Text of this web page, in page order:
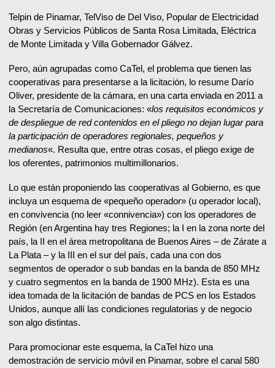
Telpin de Pinamar, TelViso de Del Viso, Popular de Electricidad
Obras y Servicios Públicos de Santa Rosa Limitada, Eléctrica
de Monte Limitada y Villa Gobernador Gálvez.
Pero, aún agrupadas como CaTel, el problema que tienen las
cooperativas para presentarse a la licitación, lo resume Darío
Oliver, presidente de la cámara, en una carta enviada en 2011 a
la Secretaría de Comunicaciones: «los requisitos económicos y
de despliegue de red contenidos en el pliego no dejan lugar para
la participación de operadores regionales, pequeños y
medianos«. Resulta que, entre otras cosas, el pliego exige de
los oferentes, patrimonios multimillonarios.
Lo que están proponiendo las cooperativas al Gobierno, es que
incluya un esquema de «pequeño operador» (u operador local),
en convivencia (no leer «connivencia») con los operadores de
Región (en Argentina hay tres Regiones; la I en la zona norte del
país, la II en el área metropolitana de Buenos Aires – de Zárate a
La Plata – y la III en el sur del país, cada una con dos
segmentos de operador o sub bandas en la banda de 850 MHz
y cuatro segmentos en la banda de 1900 MHz). Esta es una
idea tomada de la licitación de bandas de PCS en los Estados
Unidos, aunque allí las condiciones regulatorias y de negocio
son algo distintas.
Para promocionar este esquema, la CaTel hizo una
demostración de servicio móvil en Pinamar, sobre el canal 580